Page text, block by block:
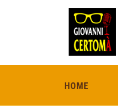
HOME